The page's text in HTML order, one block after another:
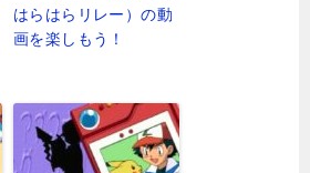
はらはらリレー）の動
画を楽しもう！